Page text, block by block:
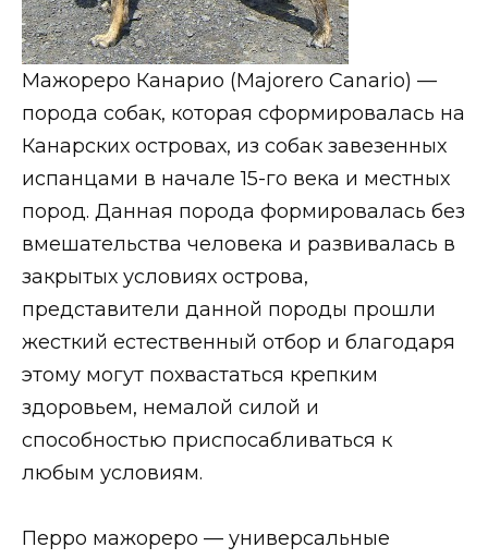
Мажореро Канарио (Majorero Canario) —
порода собак, которая сформировалась на
Канарских островах, из собак завезенных
испанцами в начале 15-го века и местных
пород. Данная порода формировалась без
вмешательства человека и развивалась в
закрытых условиях острова,
представители данной породы прошли
жесткий естественный отбор и благодаря
этому могут похвастаться крепким
здоровьем, немалой силой и
способностью приспосабливаться к
любым условиям.
Перро мажореро — универсальные